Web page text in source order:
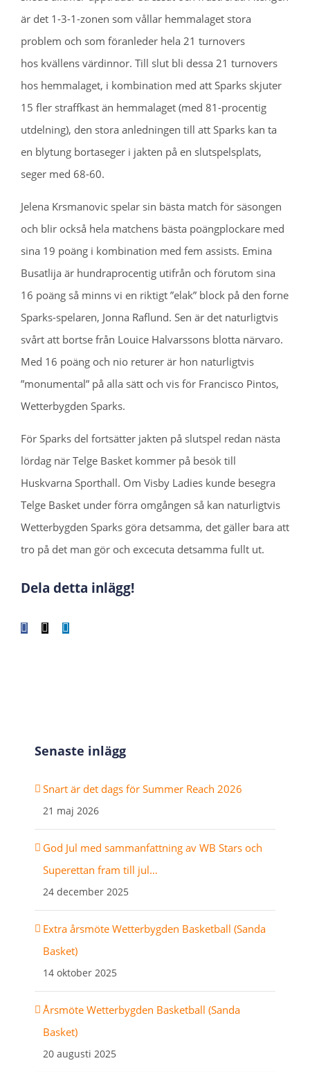
är det 1-3-1-zonen som vållar hemmalaget stora
problem och som föranleder hela 21 turnovers
hos kvällens värdinnor. Till slut bli dessa 21 turnovers
hos hemmalaget, i kombination med att Sparks skjuter
15 fler straffkast än hemmalaget (med 81-procentig
utdelning), den stora anledningen till att Sparks kan ta
en blytung bortaseger i jakten på en slutspelsplats,
seger med 68-60.
Jelena Krsmanovic spelar sin bästa match för säsongen
och blir också hela matchens bästa poängplockare med
sina 19 poäng i kombination med fem assists. Emina
Busatlija är hundraprocentig utifrån och förutom sina
16 poäng så minns vi en riktigt ”elak” block på den forne
Sparks-spelaren, Jonna Raflund. Sen är det naturligtvis
svårt att bortse från Louice Halvarssons blotta närvaro.
Med 16 poäng och nio returer är hon naturligtvis
”monumental” på alla sätt och vis för Francisco Pintos,
Wetterbygden Sparks.
För Sparks del fortsätter jakten på slutspel redan nästa
lördag när Telge Basket kommer på besök till
Huskvarna Sporthall. Om Visby Ladies kunde besegra
Telge Basket under förra omgången så kan naturligtvis
Wetterbygden Sparks göra detsamma, det gäller bara att
tro på det man gör och excecuta detsamma fullt ut.
Dela detta inlägg!
Facebook
Senaste inlägg
Snart är det dags för Summer Reach 2026
21 maj 2026
God Jul med sammanfattning av WB Stars och
Superettan fram till jul…
24 december 2025
Extra årsmöte Wetterbygden Basketball (Sanda
Basket)
14 oktober 2025
Årsmöte Wetterbygden Basketball (Sanda
Basket)
20 augusti 2025